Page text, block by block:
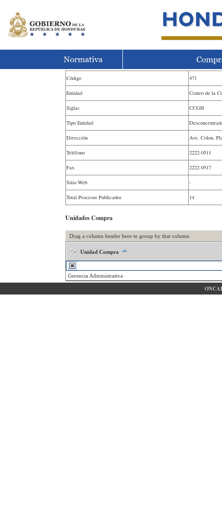
Código 471
Entidad Centro de la
Siglas CCGH
Tipo Entidad
Dirección Ave. Colon,
Teléfono 2222-0511
Fax 2222-0517
Sitio Web -
Total Procesos Publicados 14
Unidades Compra
Drag a column header here to group by that column
Unidad Compra
Gerencia Administrativa